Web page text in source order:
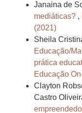
Janaina de
mediáticas? ,
(2021)
Sheila
Educação/
prática
Educação
Clayton
Castro